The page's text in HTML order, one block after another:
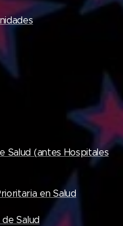
Salud (antes Hospitales
en Salud
Salud